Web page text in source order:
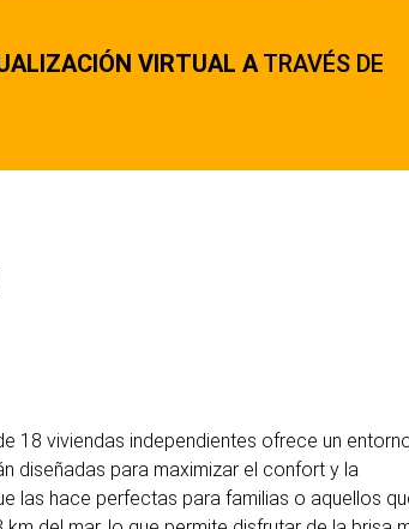
VIRTUAL ATRAVÉS DE
18 viviendas independientes ofrece un
diseñadas para maximizar el confort y la
las hace perfectas para familias o aquellos